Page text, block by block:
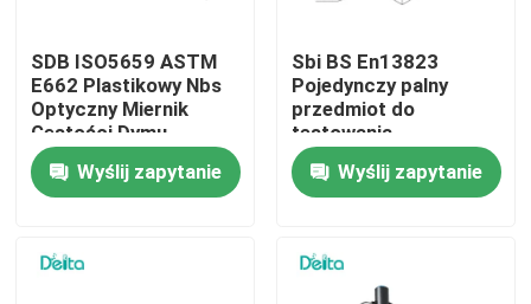
Do domu
SDB ISO5659 ASTM
E662 Plastikowy Nbs
Optyczny Miernik
Gęstości Dymu
Wyślij zapytanie
Sbi BS En13823
Pojedynczy palny
przedmiot do
testowania
ognioodporności
Wyślij zapytanie